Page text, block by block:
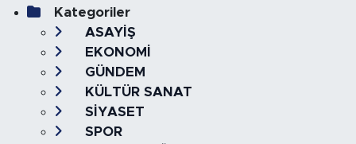
Kategoriler
ASAYİŞ
EKONOMİ
GÜNDEM
KÜLTÜR SANAT
SİYASET
SPOR